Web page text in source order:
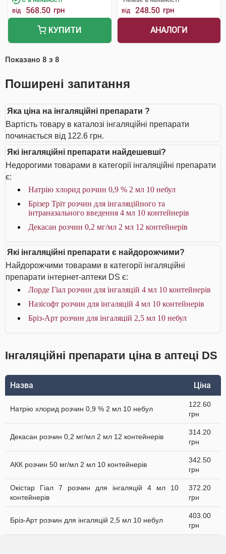
від 568.50 грн
КУПИТИ
від 248.50 грн
АНАЛОГИ
Показано 8 з 8
Поширені запитання
Яка ціна на інгаляційні препарати ?
Вартість товару в каталозі інгаляційні препарати
починається від 122.6 грн.
Які інгаляційні препарати найдешевші?
Недорогими товарами в категорії інгаляційні препарати
є:
Натрію хлорид розчин 0,9 % 2 мл 10 небул
Брізер Тріт розчин для інгаляційного та
інтраназального введення 4 мл 10 контейнерів
Декасан розчин 0,2 мг/мл 2 мл 12 контейнерів
Які інгаляційні препарати є найдорожчими?
Найдорожчими товарами в категорії інгаляційні
препарати інтернет-аптеки DS є:
Лорде Гіал розчин для інгаляцій 4 мл 10 контейнерів
Назісофт розчин для інгаляцій 4 мл 10 контейнерів
Бріз-Арт розчин для інгаляцій 2,5 мл 10 небул
Інгаляційні препарати ціна в аптеці DS
Назва Ціна
Натрію хлорид розчин 0,9 % 2 мл 10 небул
122.60
грн
Декасан розчин 0,2 мг/мл 2 мл 12 контейнерів
314.20
грн
АКК розчин 50 мг/мл 2 мл 10 контейнерів
342.50
грн
Окістар Гіал 7 розчин для інгаляцій 4 мл 10
контейнерів
372.20
грн
Бріз-Арт розчин для інгаляцій 2,5 мл 10 небул
403.00
грн